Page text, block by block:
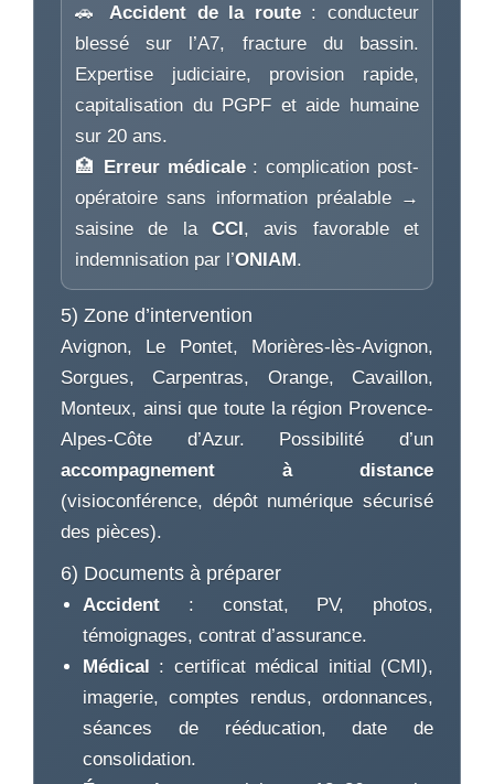
🚗 Accident de la route: conducteur
blessé sur l’A7, fracture du bassin.
Expertise judiciaire, provision rapide,
capitalisation du PGPF et aide humaine
sur 20 ans.
🏥 Erreur médicale: complication post-
opératoire sans information préalable →
saisine de la CCI, avis favorable et
indemnisation par l’ONIAM.
5) Zone d’intervention
Avignon, Le Pontet, Morières-lès-Avignon,
Sorgues, Carpentras, Orange, Cavaillon,
Monteux, ainsi que toute la région Provence-
Alpes-Côte d’Azur. Possibilité d’un
accompagnement à distance
(visioconférence, dépôt numérique sécurisé
des pièces).
6) Documents à préparer
Accident : constat, PV, photos,
témoignages, contrat d’assurance.
Médical : certificat médical initial (CMI),
imagerie, comptes rendus, ordonnances,
séances de rééducation, date de
consolidation.